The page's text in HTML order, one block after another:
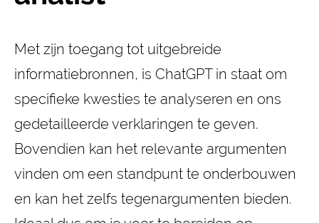
Met zijn toegang tot uitgebreide
informatiebronnen, is ChatGPT in staat om
specifieke kwesties te analyseren en ons
gedetailleerde verklaringen te geven.
Bovendien kan het relevante argumenten
vinden om een standpunt te onderbouwen
en kan het zelfs tegenargumenten bieden.